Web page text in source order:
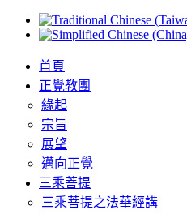
首頁
正覺教團
緣起
宗旨
展望
邁向正覺
三乘菩提
三乘菩提之法華經講